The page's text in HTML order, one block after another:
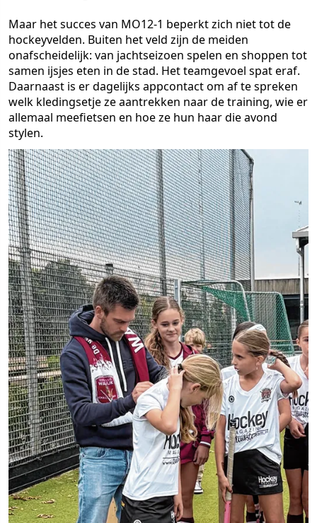
Maar het succes van MO12-1 beperkt zich niet tot de
hockeyvelden. Buiten het veld zijn de meiden
onafscheidelijk: van jachtseizoen spelen en shoppen tot
samen ijsjes eten in de stad. Het teamgevoel spat eraf.
Daarnaast is er dagelijks appcontact om af te spreken
welk kledingsetje ze aantrekken naar de training, wie er
allemaal meefietsen en hoe ze hun haar die avond
stylen.